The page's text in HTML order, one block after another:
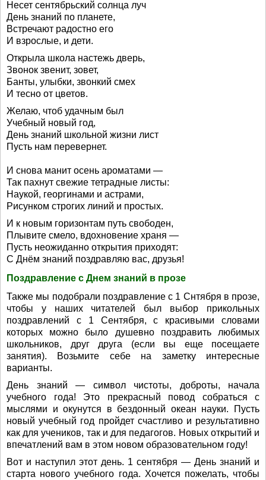
Несет сентябрьский солнца луч
День знаний по планете,
Встречают радостно его
И взрослые, и дети.
Открыла школа настежь дверь,
Звонок звенит, зовет,
Банты, улыбки, звонкий смех
И тесно от цветов.
Желаю, чтоб удачным был
Учебный новый год,
День знаний школьной жизни лист
Пусть нам перевернет.
И снова манит осень ароматами —
Так пахнут свежие тетрадные листы:
Наукой, георгинами и астрами,
Рисунком строгих линий и простых.
И к новым горизонтам путь свободен,
Плывите смело, вдохновение храня —
Пусть неожиданно открытия приходят:
С Днём знаний поздравляю вас, друзья!
Поздравление с Днем знаний в прозе
Также мы подобрали поздравление с 1 Снтября в прозе,
чтобы у наших читателей был выбор прикольных
поздравлений с 1 Сентября, с красивыми словами
которых можно было душевно поздравить любимых
школьников, друг друга (если вы еще посещаете
занятия). Возьмите себе на заметку интересные
варианты.
День знаний — символ чистоты, доброты, начала
учебного года! Это прекрасный повод собраться с
мыслями и окунутся в бездонный океан науки. Пусть
новый учебный год пройдет счастливо и результативно
как для учеников, так и для педагогов. Новых открытий и
впечатлений вам в этом новом образовательном году!
Вот и наступил этот день. 1 сентября — День знаний и
старта нового учебного года. Хочется пожелать, чтобы